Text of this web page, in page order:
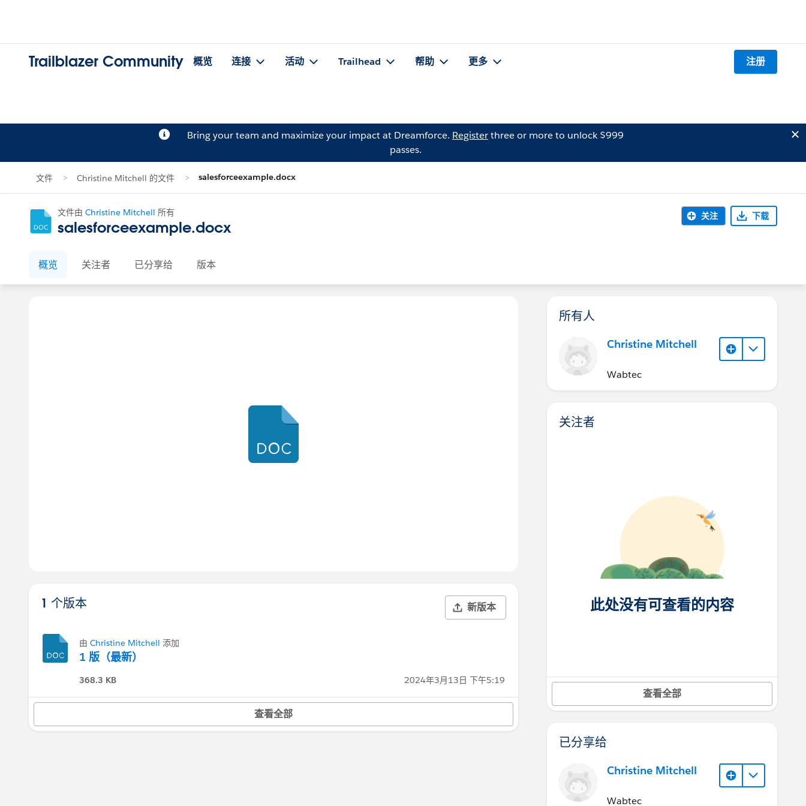
Trailblazer Community 概览 连接 活动 Trailhead 帮助 更多 注册
Bring your team and maximize your impact at Dreamforce. Registerthree or more to unlock $999
passes.
文件 Christine Mitchell 的文件 salesforceexample.docx
文件由 Christine Mitchell 所有
salesforceexample.docx
关注 下载
概览 关注者 已分享给 版本
1 个版本 新版本
由 Christine Mitchell 添加
1 版（最新）
368.3 KB 2024年3月13日 下午5:19
查看全部
所有人
Christine Mitchell
Wabtec
关注者
此处没有可查看的内容
查看全部
已分享给
Christine Mitchell
Wabtec